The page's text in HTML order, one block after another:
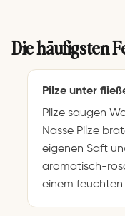
Die häufigsten
Pilze unter
Pilze saugen
Nasse Pilze
eigenen Saft
aromatisch-
einem feuchten